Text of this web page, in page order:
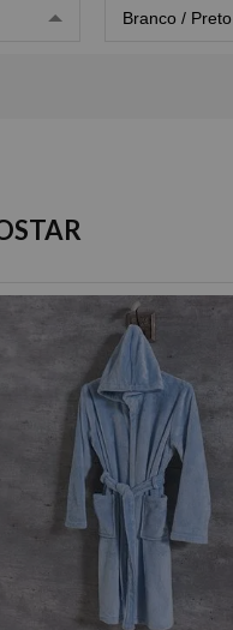
de Parcelamento
de crédito
R$ 149,90
R$ 74,95 sem juros
R$ 49,96 sem juros
R$ 37,47 sem juros
R$ 29,98 sem juros
R$ 24,98 sem juros
Branco / Preto